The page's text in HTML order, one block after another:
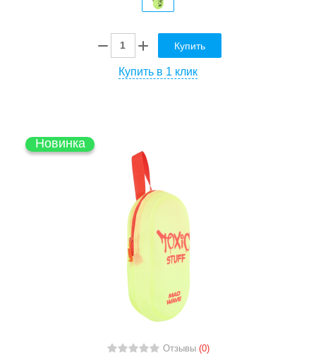
Купить
Купить в 1 клик
Новинка
Отзывы (0)